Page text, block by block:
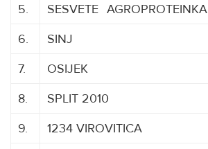
5.
SESVETE AGROPROTEINKA
6.
SINJ
7.
OSIJEK
8.
SPLIT 2010
9.
1234 VIROVITICA